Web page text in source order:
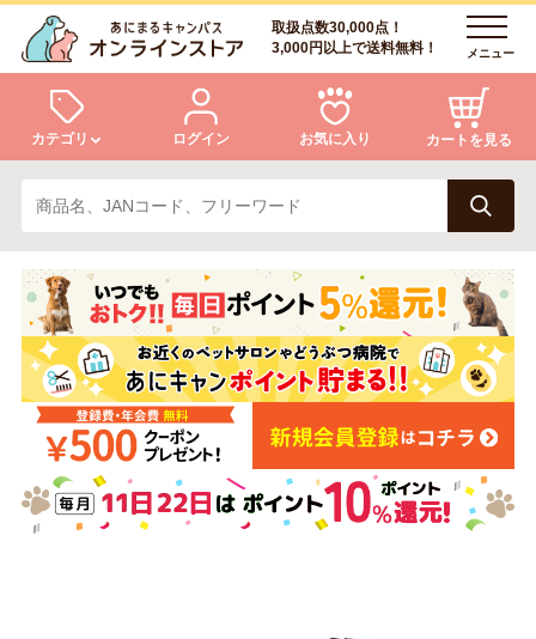
取扱点数30,000点！
3,000円以上で送料無料！
メニュー
カテゴリ
犬 猫
小動物・鳥 アクア・爬虫類・昆虫
ドッグフード キャットフード
美容・ケア用品 服・おさんぽ用品
ログイン お気に入り カートを見る
ログイン
会員登録
あにまるキャンパスについて
アフターサービス
商品リクエスト